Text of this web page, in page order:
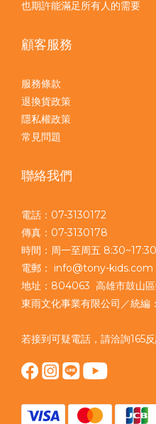
也期許能滿足所有人的需要
顧客服務
服務條款
退換貨政策
隱私權政策
常見問題
聯絡我們
電話：07-3130172
傳真：07-3130178
時間：周一至周五 8:30~17:30
電郵： info@tony-kids.com
地址：804063 高雄市鼓山
東雨文化事業有限公司／統編
若接到可疑電話，請洽詢165